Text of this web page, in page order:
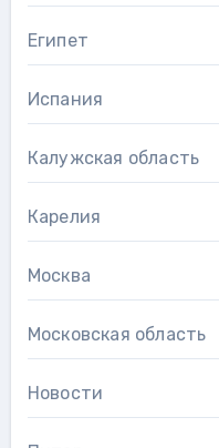
Египет
Испания
Калужская область
Карелия
Москва
Московская область
Новости